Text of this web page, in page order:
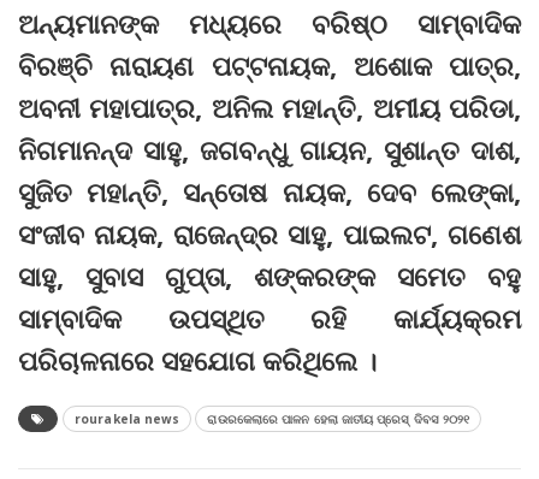
ଅନ୍ୟମାନଙ୍କ ମଧ୍ୟରେ ବରିଷ୍ଠ ସାମ୍ବାଦିକ
ବିରଞ୍ଚି ନାରାୟଣ ପଟ୍ଟନାୟକ, ଅଶୋକ ପାତ୍ର,
ଅବନୀ ମହାପାତ୍ର, ଅନିଲ ମହାନ୍ତି, ଅମୀୟ ପରିଡା,
ନିଗମାନନ୍ଦ ସାହୁ, ଜଗବନ୍ଧୁ ଗାୟନ, ସୁଶାନ୍ତ ଦାଶ,
ସୁଜିତ ମହାନ୍ତି, ସନ୍ତୋଷ ନାୟକ, ଦେବ ଲେଙ୍କା,
ସଂଜୀବ ନାୟକ, ରାଜେନ୍ଦ୍ର ସାହୁ, ପାଇଲଟ, ଗଣେଶ
ସାହୁ, ସୁବାସ ଗୁପ୍ତା, ଶଙ୍କରଙ୍କ ସମେତ ବହୁ
ସାମ୍ବାଦିକ ଉପସ୍ଥିତ ରହି କାର୍ଯ୍ୟକ୍ରମ
ପରିଚାଳନାରେ ସହଯୋଗ କରିଥିଲେ ।
rourakela news ରାଉରକେଲାରେ ପାଳନ ହେଲା ଜାତୀୟ ପ୍ରେସ୍ ଦିବସ ୨୦୨୧